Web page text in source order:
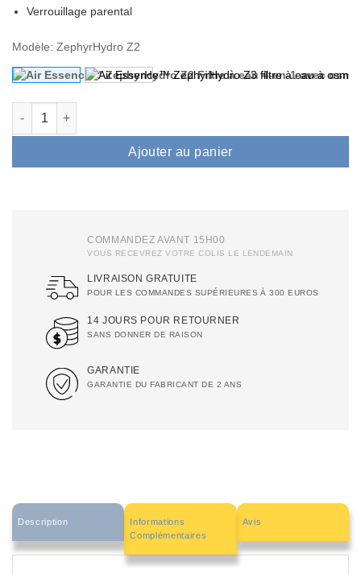
Verrouillage parental
Modèle: ZephyrHydro Z2
quantité de Air Essence™ ZephyrHydro Z2 Filtre à eau 4-en-1
Ajouter au panier
COMMANDEZ AVANT 15H00
VOUS RECEVREZ VOTRE COLIS LE LENDEMAIN
LIVRAISON GRATUITE
POUR LES COMMANDES SUPÉRIEURES À 300 EUROS
14 JOURS POUR RETOURNER
SANS DONNER DE RAISON
GARANTIE
GARANTIE DU FABRICANT DE 2 ANS
Description
Informations
Complémentaires
Avis